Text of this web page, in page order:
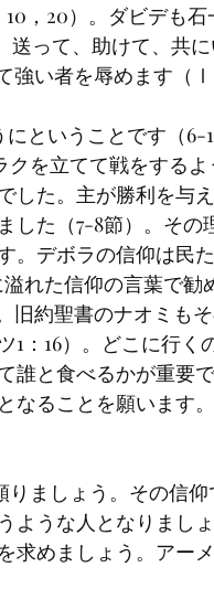
，20）。ダビデも
って、助けて、共
い者を辱めます（Ⅰ
にということです（6-
した。主が勝利を与
した（7-8節）。その
。デボラの信仰は民
れた信仰の言葉で勧
旧約聖書のナオミも
：16）。どこに行く
誰と食べるかが重要
なることを願います
ような人となりまし
めましょう。アーメ